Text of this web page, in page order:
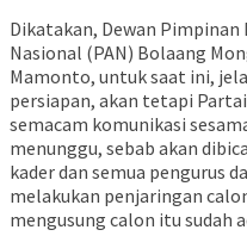
Dikatakan, Dewan Pimpinan
Nasional (PAN) Bolaang
Mamonto, untuk saat ini,
persiapan, akan tetapi
semacam komunikasi
menunggu, sebab akan
kader dan semua pengurus
melakukan penjaringan
mengusung calon itu sudah